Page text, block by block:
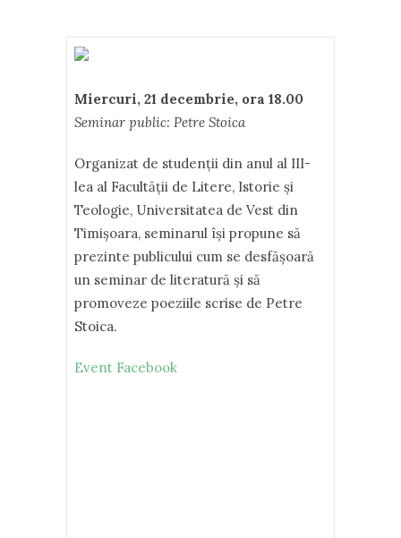
Miercuri, 21 decembrie, ora 18.00
Seminar public: Petre Stoica
Organizat de studenţii din anul al III-
lea al Facultăţii de Litere, Istorie şi
Teologie, Universitatea de Vest din
Timişoara, seminarul îşi propune să
prezinte publicului cum se desfăşoară
un seminar de literatură şi să
promoveze poeziile scrise de Petre
Stoica.
Event Facebook